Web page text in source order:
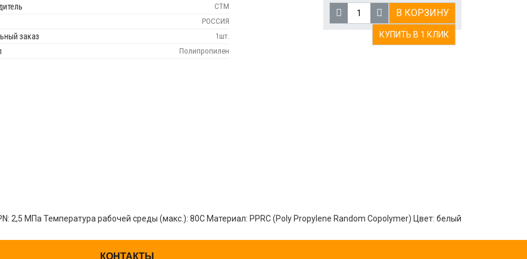
СТМ
РОССИЯ
заказ 1шт.
Полипропилен
В КОРЗИНУ
КУПИТЬ В 1 КЛИК
2,5 МПа Температура рабочей среды (макс.): 80С Материал: PPRC (Poly Propylene Random Copolymer) Цвет: белый